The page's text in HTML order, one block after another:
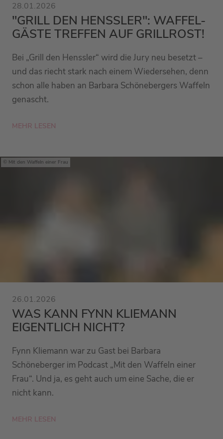
28.01.2026
"GRILL DEN HENSSLER": WAFFEL-
GÄSTE TREFFEN AUF GRILLROST!
Bei „Grill den Henssler“ wird die Jury neu besetzt –
und das riecht stark nach einem Wiedersehen, denn
schon alle haben an Barbara Schönebergers Waffeln
genascht.
MEHR LESEN
Mit den Waffeln einer Frau
26.01.2026
WAS KANN FYNN KLIEMANN
EIGENTLICH NICHT?
Fynn Kliemann war zu Gast bei Barbara
Schöneberger im Podcast „Mit den Waffeln einer
Frau“. Und ja, es geht auch um eine Sache, die er
nicht kann.
MEHR LESEN